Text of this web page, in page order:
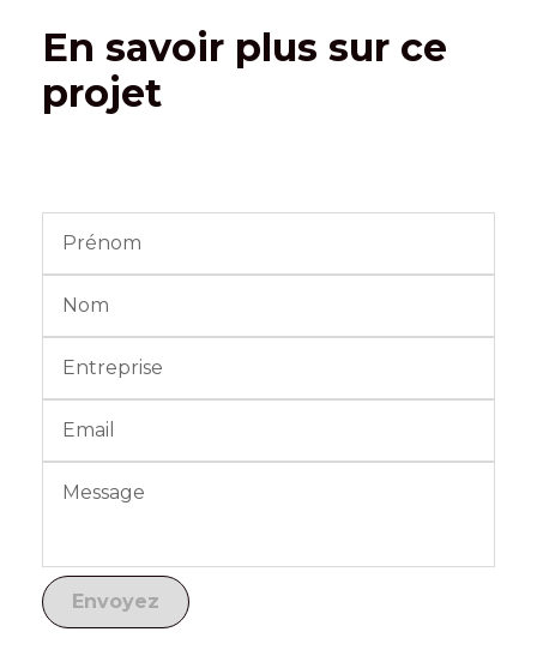
En savoir plus sur ce
projet